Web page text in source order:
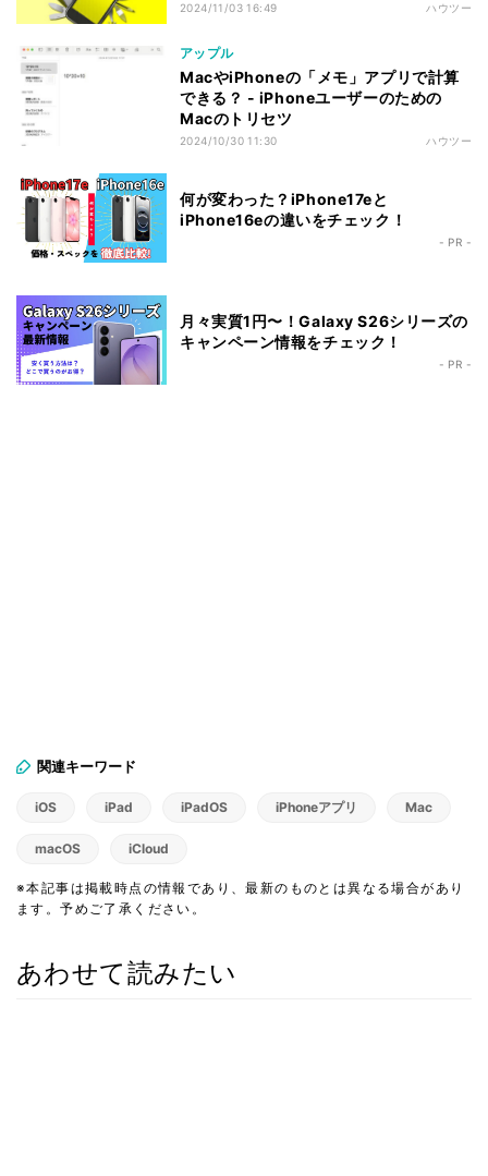
2024/11/03 16:49 ハウツー
アップル
MacやiPhoneの「メモ」アプリで計算
できる？ - iPhoneユーザーのための
Macのトリセツ
2024/10/30 11:30 ハウツー
何が変わった？iPhone17eと
iPhone16eの違いをチェック！
- PR -
月々実質1円〜！Galaxy S26シリーズの
キャンペーン情報をチェック！
- PR -
関連キーワード
iOS iPad iPadOS iPhoneアプリ Mac
macOS iCloud
※本記事は掲載時点の情報であり、最新のものとは異なる場合があり
ます。予めご了承ください。
あわせて読みたい